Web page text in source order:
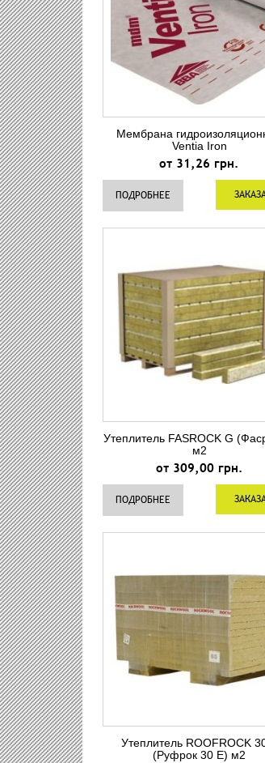
Мембрана
Ventia Iron
от 31,26 грн.
ПОДРОБНЕЕ
Утеплитель FASROCK G
м2
от 309,00 грн.
ПОДРОБНЕЕ
Утеплитель ROOFROCK
(Руфрок 30 Е) м2